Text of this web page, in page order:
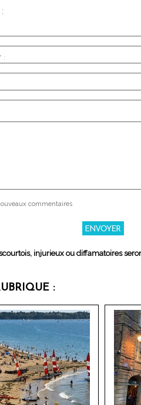
:
commentaires
injurieux ou diffamatoires
: